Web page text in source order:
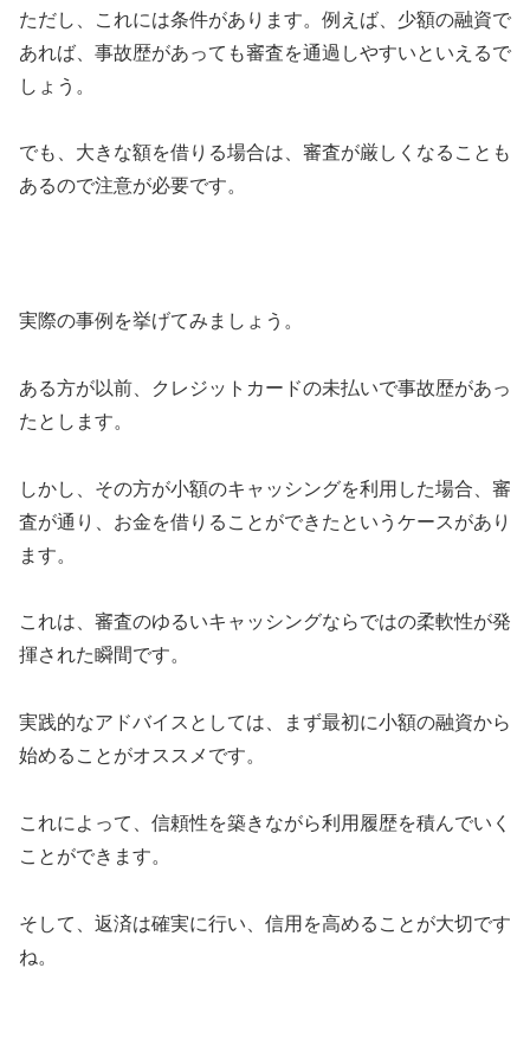
ただし、これには条件があります。例えば、少額の融資で
あれば、事故歴があっても審査を通過しやすいといえるで
しょう。
でも、大きな額を借りる場合は、審査が厳しくなることも
あるので注意が必要です。
実際の事例を挙げてみましょう。
ある方が以前、クレジットカードの未払いで事故歴があっ
たとします。
しかし、その方が小額のキャッシングを利用した場合、審
査が通り、お金を借りることができたというケースがあり
ます。
これは、審査のゆるいキャッシングならではの柔軟性が発
揮された瞬間です。
実践的なアドバイスとしては、まず最初に小額の融資から
始めることがオススメです。
これによって、信頼性を築きながら利用履歴を積んでいく
ことができます。
そして、返済は確実に行い、信用を高めることが大切です
ね。